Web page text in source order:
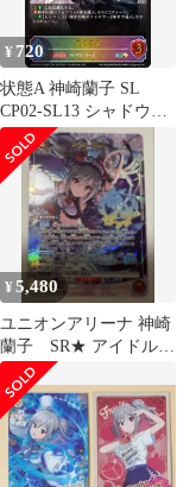
¥ 720
状態A 神崎蘭子 SL
CP02-SL13 シャドウバ
ース エボルヴ
Shadowverse EVOLVE
シャドバ
¥5,480
ユニオンアリーナ 神崎
蘭子 SR★ アイドルマ
スター シンデレラガー
ルズ